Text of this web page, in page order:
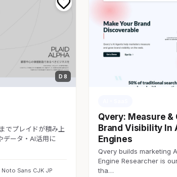
D 8
でプレイドが積み上
データ・AI活用に
Noto Sans CJK JP
Qvery: Measure &
Brand Visibility In
Engines
Qvery builds marketing
Engine Researcher is
tha…